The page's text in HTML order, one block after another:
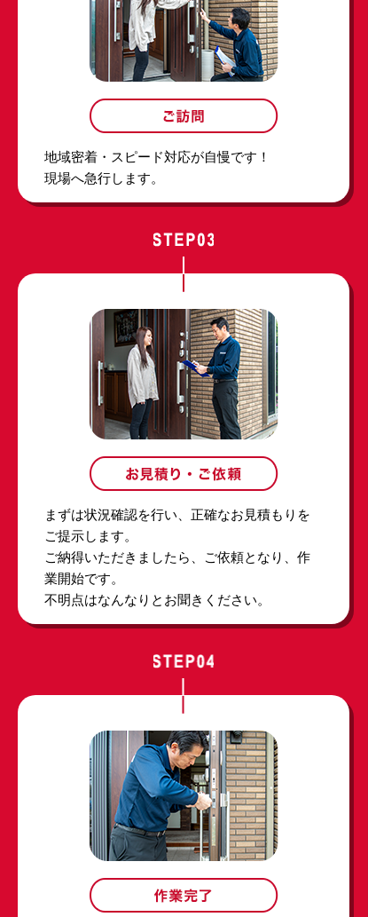
地域密着・スピード対応が自慢です！
現場へ急行します。
まずは状況確認を行い、正確なお見積もりを
ご提示します。
ご納得いただきましたら、ご依頼となり、作
業開始です。
不明点はなんなりとお聞きください。